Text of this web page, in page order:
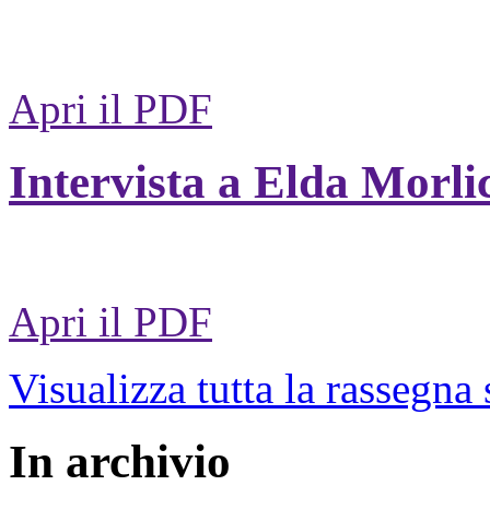
Apri il PDF
Intervista a Elda
Apri il PDF
Visualizza tutta la rassegna
In archivio